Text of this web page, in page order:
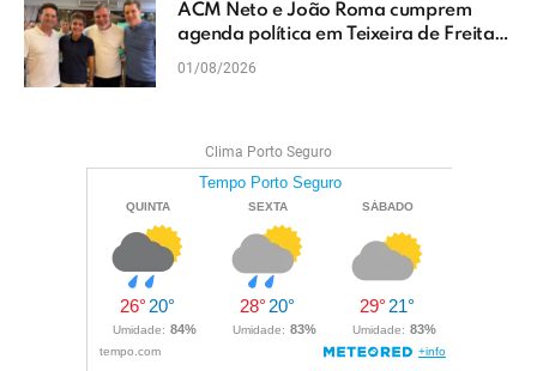
ACM Neto e João Roma cumprem
agenda política em Teixeira de Freitas
e reforçam projeto para o Extremo Sul
01/08/2026
Clima Porto Seguro